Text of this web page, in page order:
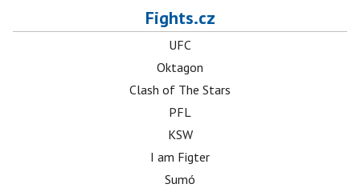
Fights.cz
UFC
Oktagon
Clash of The Stars
PFL
KSW
I am Figter
Sumó